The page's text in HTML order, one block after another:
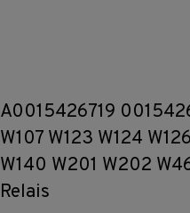
A0015426719
W107 W123 W124
W140 W201 W202
Relais